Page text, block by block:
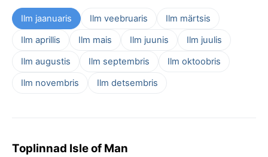
Ilm jaanuaris Ilm veebruaris
Ilm märtsis
Ilm aprillis
Ilm mais Ilm juunis
Ilm juulis
Ilm augustis
Ilm septembris
Ilm oktoobris
Ilm novembris
Ilm detsembris
Toplinnad Isle of Man